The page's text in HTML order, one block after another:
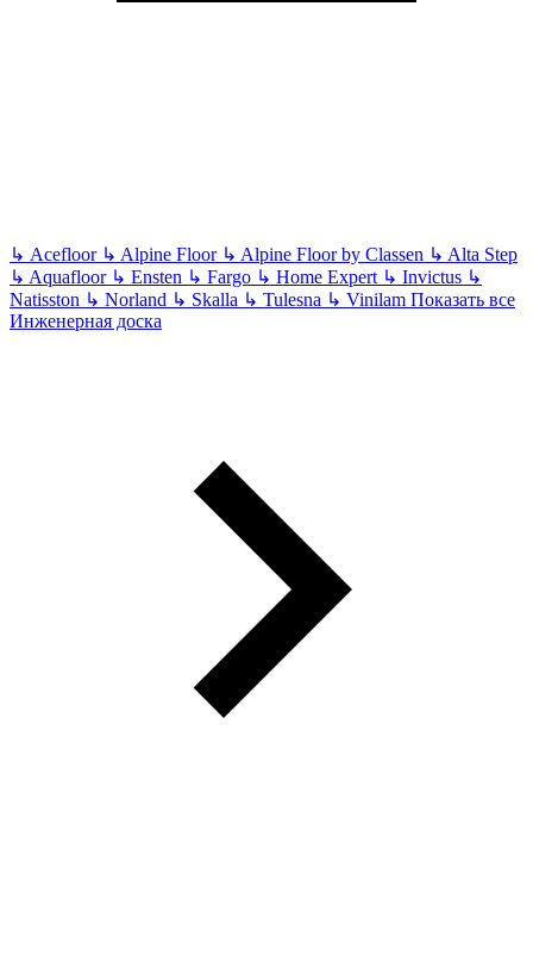
↳ Acefloor ↳ Alpine Floor ↳ Alpine Floor by Classen ↳ Alta Step
↳ Aquafloor ↳ Ensten ↳ Fargo ↳ Home Expert ↳ Invictus ↳
Natisston ↳ Norland ↳ Skalla ↳ Tulesna ↳ Vinilam Показать все
Инженерная доска